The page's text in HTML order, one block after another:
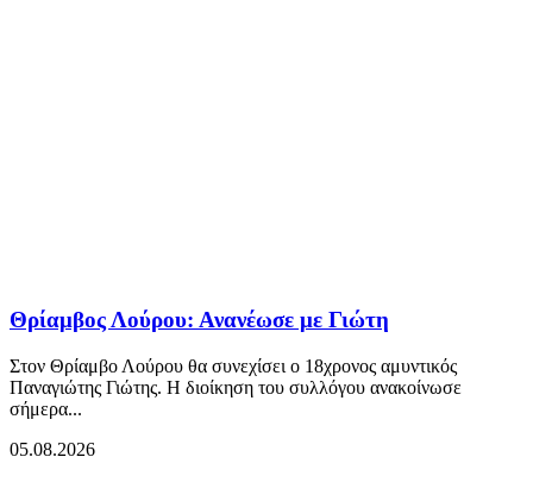
Θρίαμβος Λούρου: Ανανέωσε με Γιώτη
Στον Θρίαμβο Λούρου θα συνεχίσει ο 18χρονος αμυντικός
Παναγιώτης Γιώτης. Η διοίκηση του συλλόγου ανακοίνωσε
σήμερα...
05.08.2026